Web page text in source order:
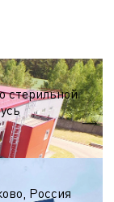
стерильной
Россия